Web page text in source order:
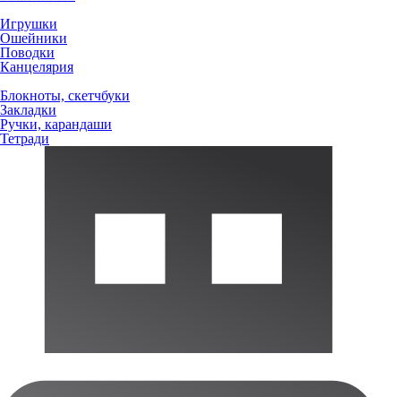
Игрушки
Ошейники
Поводки
Канцелярия
Блокноты, скетчбуки
Закладки
Ручки, карандаши
Тетради